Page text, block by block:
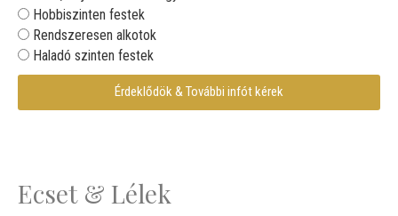
Hobbiszinten festek
Rendszeresen alkotok
Haladó szinten festek
Érdeklődök & További infót kérek
Ecset & Lélek